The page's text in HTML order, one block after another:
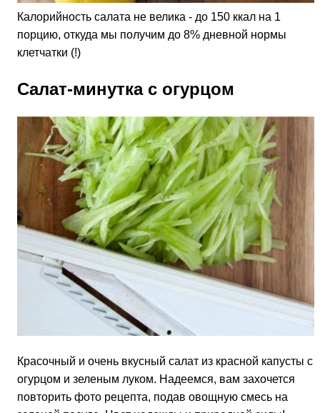
Калорийность салата не велика - до 150 ккал на 1
порцию, откуда мы получим до 8% дневной нормы
клетчатки (!)
Салат-минутка с огурцом
Красочный и очень вкусный салат из красной капусты с
огурцом и зеленым луком. Надеемся, вам захочется
повторить фото рецепта, подав овощную смесь на